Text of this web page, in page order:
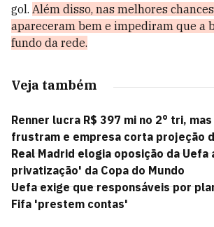
gol. Além disso, nas melhores
apareceram bem e impediram que a
fundo da rede.
Veja também
Renner lucra R$ 397 mi no 2° tri,
frustram e empresa corta projeção
Real Madrid elogia oposição da Uefa
privatização' da Copa do Mundo
Uefa exige que responsáveis por
Fifa 'prestem contas'